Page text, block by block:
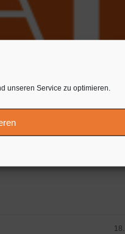
unseren Service zu optimieren.